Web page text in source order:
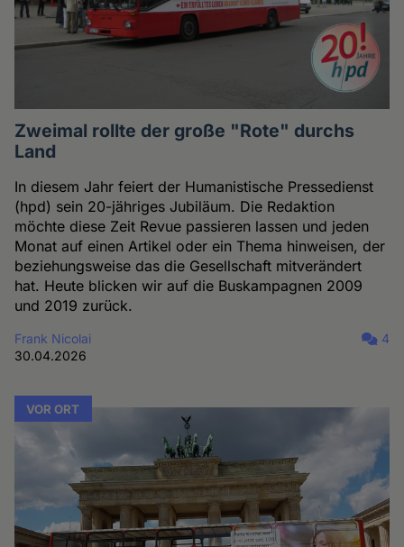
Zweimal rollte der große "Rote" durchs
Land
In diesem Jahr feiert der Humanistische Pressedienst
(hpd) sein 20-jähriges Jubiläum. Die Redaktion
möchte diese Zeit Revue passieren lassen und jeden
Monat auf einen Artikel oder ein Thema hinweisen, der
beziehungsweise das die Gesellschaft mitverändert
hat. Heute blicken wir auf die Buskampagnen 2009
und 2019 zurück.
Frank Nicolai
30.04.2026
4
VOR ORT